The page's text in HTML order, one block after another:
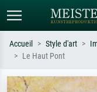
Recherchez par artiste, titre
Accueil Style d'art
Le Haut Pont